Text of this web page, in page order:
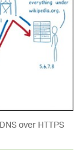
over HTTPS